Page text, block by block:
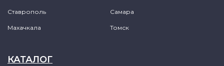
Ставрополь Самара
Махачкала Томск
КАТАЛОГ